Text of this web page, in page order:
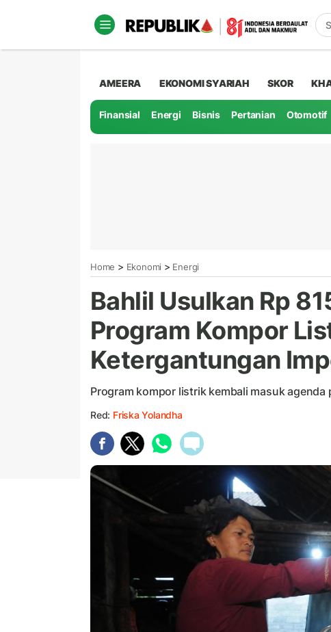
AMEERA EKONOMI SYARIAH SKOR
Finansial Energi Bisnis Pertanian Otomotif
Home > Ekonomi > Energi
Bahlil Usulkan Rp
Program Kompor
Ketergantungan
Program kompor listrik kembali masuk agenda
Red: Friska Yolandha